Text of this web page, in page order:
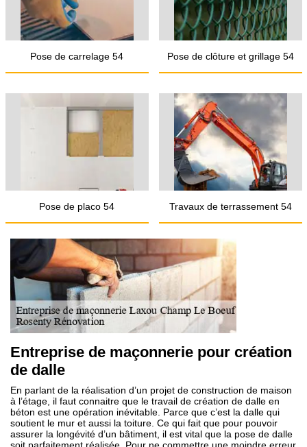
Pose de carrelage 54 Pose de clôture et grillage 54
Pose de placo 54 Travaux de terrassement 54
Entreprise de maçonnerie pour création
de dalle
En parlant de la réalisation d’un projet de construction de maison
à l’étage, il faut connaitre que le travail de création de dalle en
béton est une opération inévitable. Parce que c’est la dalle qui
soutient le mur et aussi la toiture. Ce qui fait que pour pouvoir
assurer la longévité d’un bâtiment, il est vital que la pose de dalle